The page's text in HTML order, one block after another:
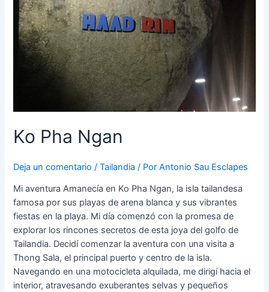
Ko Pha Ngan
Deja un comentario /Tailandia / PorAntonio Sau Esclapes
Mi aventura Amanecía en Ko Pha Ngan, la isla tailandesa
famosa por sus playas de arena blanca y sus vibrantes
fiestas en la playa. Mi día comenzó con la promesa de
explorar los rincones secretos de esta joya del golfo de
Tailandia. Decidí comenzar la aventura con una visita a
Thong Sala, el principal puerto y centro de la isla.
Navegando en una motocicleta alquilada, me dirigí hacia el
interior, atravesando exuberantes selvas y pequeños